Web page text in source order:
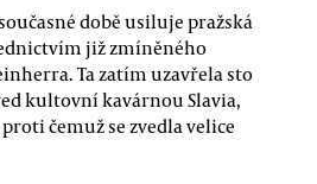
době usiluje pražská
již zmíněného
Ta zatím uzavřela sto
kultovní kavárnou Slavia,
čemuž se zvedla velice